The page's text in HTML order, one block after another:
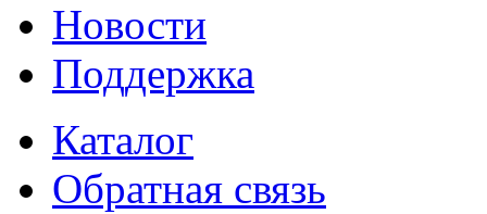
Новости
Поддержка
Каталог
Обратная связь